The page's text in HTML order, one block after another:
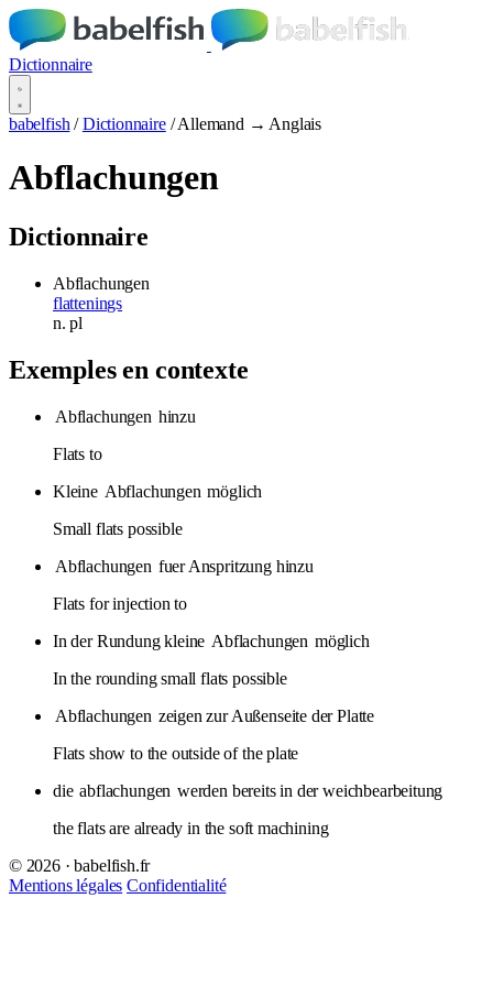
Dictionnaire
babelfish / Dictionnaire / Allemand → Anglais
Abflachungen
Dictionnaire
Abflachungen
flattenings
n.pl
Exemples en contexte
Abflachungen hinzu
Flats to
Kleine Abflachungen möglich
Small flats possible
Abflachungen fuer Anspritzung hinzu
Flats for injection to
In der Rundung kleine Abflachungen möglich
In the rounding small flats possible
Abflachungen zeigen zur Außenseite der Platte
Flats show to the outside of the plate
die abflachungen werden bereits in der weichbearbeitung
the flats are already in the soft machining
© 2026 · babelfish.fr
Mentions légales Confidentialité